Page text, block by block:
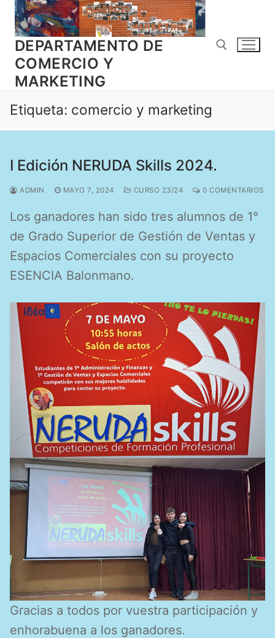
contenido
DEPARTAMENTO DE
COMERCIO Y
MARKETING
Etiqueta: comercio y marketing
I Edición NERUDA Skills 2024.
ADMIN MAYO 7, 2024 CURSO 23/24 0 COMENTARIOS
Los ganadores han sido tres alumnos de 1°
de Grado Superior de Gestión de Ventas y
Espacios Comerciales con su proyecto
ESENCIA Balonmano.
Gracias a todos por vuestra participación y
enhorabuena a los ganadores.